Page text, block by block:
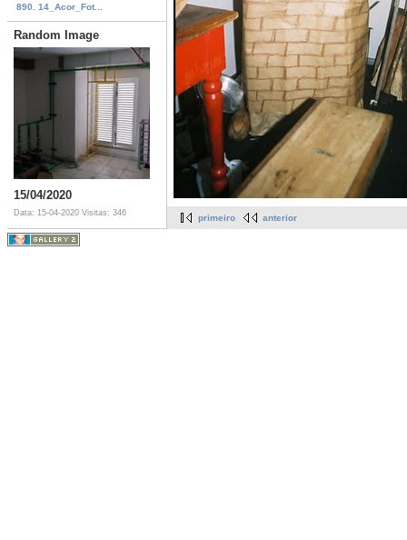
890. 14_Acor_Fot...
Random Image
15/04/2020
Data: 15-04-2020 Visitas: 346
primeiro anterior